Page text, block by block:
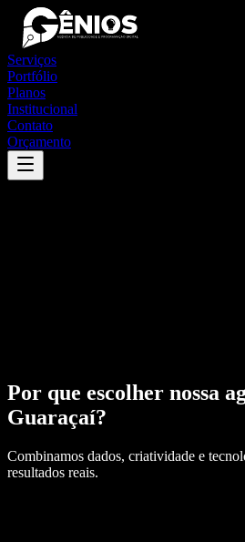
Serviços
Portfólio
Planos
Institucional
Contato
Orçamento
Por que escolher nossa
Guaraçaí?
Combinamos dados, criatividade e
resultados reais.